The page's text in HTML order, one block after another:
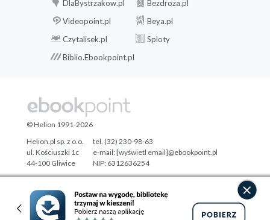
DlaBystrzakow.pl
Bezdroza.pl
Videopoint.pl
Beya.pl
Czytalisek.pl
Sploty
Biblio.Ebookpoint.pl
Designed with ♥ byTonik.pl
© Helion 1991-2026
Helion.pl sp. z o.o.
ul. Kościuszki 1c
44-100 Gliwice
tel. (32) 230-98-63
e-mail:[wyświetl email]@ebookpoint.pl
NIP: 6312636254
Regon: 241989027